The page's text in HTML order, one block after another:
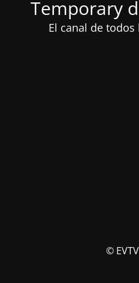
Temporary
El canal de todos
©